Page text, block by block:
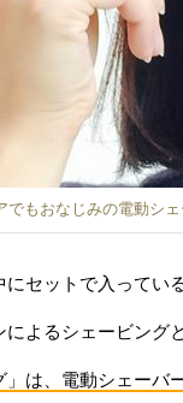
でもおなじみの電動シ
セットで入ってい
よるシェービング
」は、電動シェー